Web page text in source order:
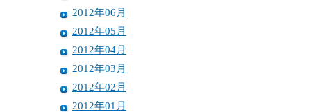
2012年06月
2012年05月
2012年04月
2012年03月
2012年02月
2012年01月